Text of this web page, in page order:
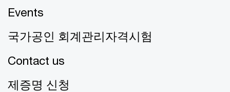
Events
국가공인 회계관리자격시험
Contact us
제증명 신청